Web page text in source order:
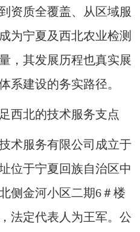
资质全覆盖、从区域服
为宁夏及西北农业检测
，其发展历程也真实展
系建设的务实路径。
北的技术服务支点
服务有限公司成立于
位于宁夏回族自治区中
侧金河小区二期6＃楼
法定代表人为王军。公